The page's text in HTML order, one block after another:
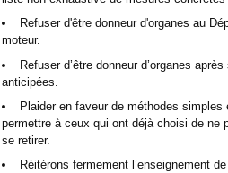
Refuser d'être donneur d'organes au
moteur.
Refuser d’être donneur d’organes
anticipées.
Plaider en faveur de méthodes
permettre à ceux qui ont déjà choisi de ne
se retirer.
Réitérons fermement l’enseignement